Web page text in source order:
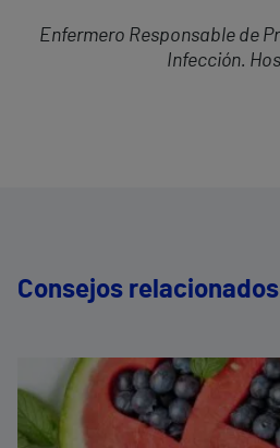
Enfermero Responsable de
Infección.
Consejos relacionados